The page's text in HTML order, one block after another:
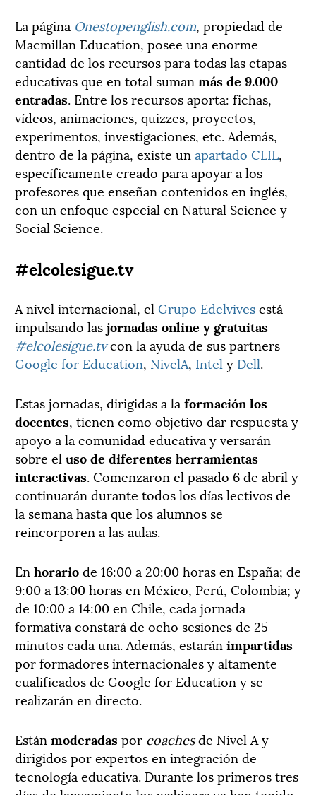
La página Onestopenglish.com, propiedad de
Macmillan Education, posee una enorme
cantidad de los recursos para todas las etapas
educativas que en total suman más de 9.000
entradas. Entre los recursos aporta: fichas,
vídeos, animaciones, quizzes, proyectos,
experimentos, investigaciones, etc. Además,
dentro de la página, existe un apartado CLIL,
específicamente creado para apoyar a los
profesores que enseñan contenidos en inglés,
con un enfoque especial en Natural Science y
Social Science.
#elcolesigue.tv
A nivel internacional, el Grupo Edelvivesestá
impulsando lasjornadas online y gratuitas
#elcolesigue.tvcon la ayuda de sus partners
Google for Education, NivelA, Intel y Dell.
Estas jornadas, dirigidas a la formación los
docentes, tienen como objetivo dar respuesta y
apoyo a la comunidad educativa y versarán
sobre el uso de diferentes herramientas
interactivas. Comenzaron el pasado 6 de abril y
continuarán durante todos los días lectivos de
la semana hasta que los alumnos se
reincorporen a las aulas.
En horariode 16:00 a 20:00 horas en España; de
9:00 a 13:00 horas en México, Perú, Colombia; y
de 10:00 a 14:00 en Chile, cada jornada
formativa constará de ocho sesiones de 25
minutos cada una. Además, estarán impartidas
por formadores internacionales y altamente
cualificados de Google for Education y se
realizarán en directo.
Están moderadaspor coachesde Nivel A y
dirigidos por expertos en integración de
tecnología educativa. Durante los primeros tres